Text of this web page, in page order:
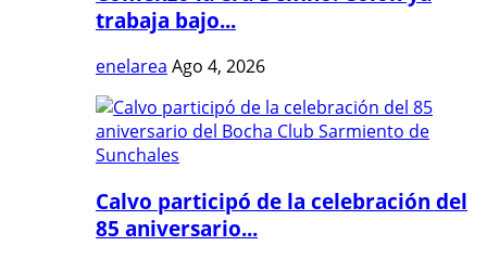
trabaja bajo...
enelarea Ago 4, 2026
Calvo participó de la celebración del
85 aniversario...